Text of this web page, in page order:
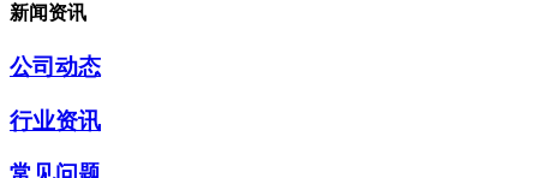
新闻资讯
公司动态
行业资讯